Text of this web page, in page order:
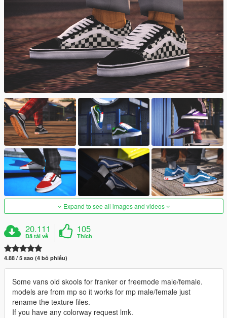
Expand to see all images and videos
20.111
Đã tải về
105
Thích
4.88 / 5 sao (4 bỏ phiếu)
Some vans old skools for franker or freemode male/female.
models are from mp so it works for mp male/female just
rename the texture files.
If you have any colorway request lmk.